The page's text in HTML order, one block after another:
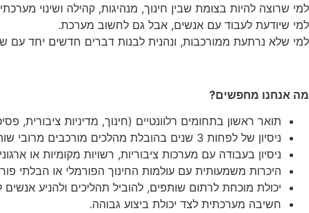
למי שרוצה להיות בצומת שבין חינוך, מנהיגות, קהילה ושינוי
למי שיודעת לעבוד עם אנשים, אבל גם לחשוב מערכת.
למי שלא נרתעת ממורכבות, ונהנית לבנות דברים חדשים יחד עם
מה אנחנו מחפשים?
תואר ראשון בתחומים רלוונטיים (חינוך, מדיניות ציבורית,
ניסיון של לפחות 3 שנים בהובלת מהלכים מורכבים מרובי שותפים.
ניסיון בעבודה עם מערכות ציבוריות, רשויות מקומיות או
היכרות משמעותית עם עולמות החינוך הפורמלי או הבלתי
יכולת מוכחת לרתום שותפים, להוביל תהליכים ולהניע אנשים
חשיבה מערכתית לצד יכולת ביצוע גבוהה.